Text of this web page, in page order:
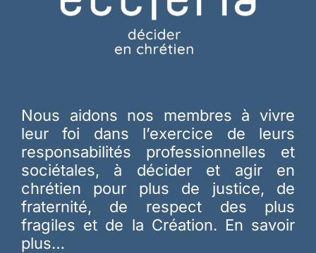
Nous aidons nos membres à vivre
leur foi dans l’exercice de leurs
responsabilités professionnelles et
sociétales, à décider et agir en
chrétien pour plus de justice, de
fraternité, de respect des plus
fragiles et de la Création. En savoir
plus…